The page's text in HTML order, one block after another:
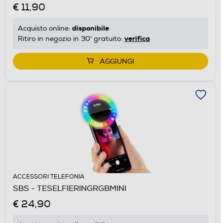
€ 11,90
Acquisto online: disponibile
Ritiro in negozio in 30' gratuito: verifica
AGGIUNGI
ACCESSORI TELEFONIA
SBS - TESELFIERINGRGBMINI
€ 24,90